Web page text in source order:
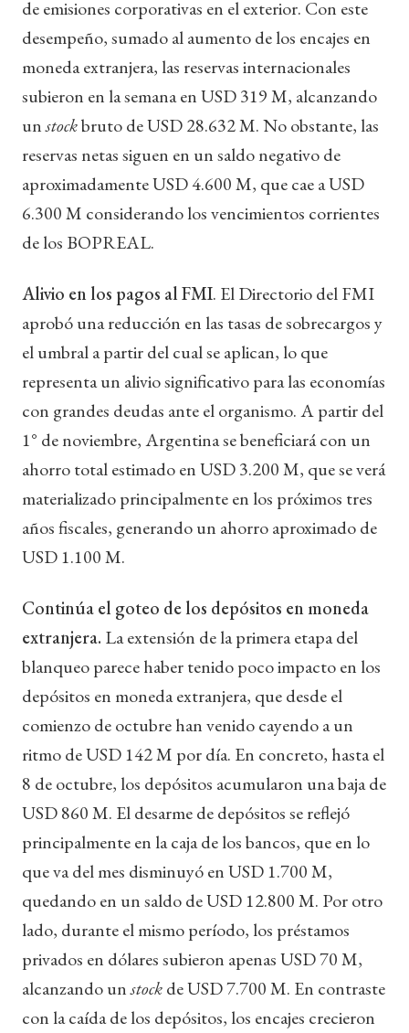
de emisiones corporativas en el exterior. Con este
desempeño, sumado al aumento de los encajes en
moneda extranjera, las reservas internacionales
subieron en la semana en USD 319 M, alcanzando
unstockbruto de USD 28.632 M. No obstante, las
reservas netas siguen en un saldo negativo de
aproximadamente USD 4.600 M, que cae a USD
6.300 M considerando los vencimientos corrientes
de los BOPREAL.
Alivio en los pagos al FMI. El Directorio del FMI
aprobó una reducción en las tasas de sobrecargos y
el umbral a partir del cual se aplican, lo que
representa un alivio significativo para las economías
con grandes deudas ante el organismo. A partir del
1° de noviembre, Argentina se beneficiará con un
ahorro total estimado en USD 3.200 M, que se verá
materializado principalmente en los próximos tres
años fiscales, generando un ahorro aproximado de
USD 1.100 M.
Continúa el goteo de los depósitos en moneda
extranjera. La extensión de la primera etapa del
blanqueo parece haber tenido poco impacto en los
depósitos en moneda extranjera, que desde el
comienzo de octubre han venido cayendo a un
ritmo de USD 142 M por día. En concreto, hasta el
8 de octubre, los depósitos acumularon una baja de
USD 860 M. El desarme de depósitos se reflejó
principalmente en la caja de los bancos, que en lo
que va del mes disminuyó en USD 1.700 M,
quedando en un saldo de USD 12.800 M. Por otro
lado, durante el mismo período, los préstamos
privados en dólares subieron apenas USD 70 M,
alcanzando unstockde USD 7.700 M. En contraste
con la caída de los depósitos, los encajes crecieron